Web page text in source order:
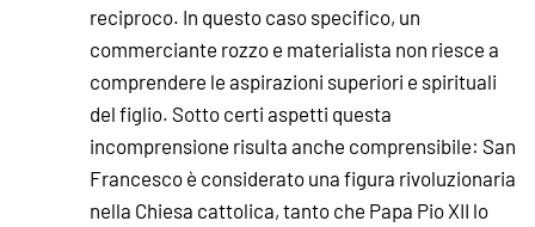
reciproco. In questo caso specifico, un
commerciante rozzo e materialista non riesce a
comprendere le aspirazioni superiori e spirituali
del figlio. Sotto certi aspetti questa
incomprensione risulta anche comprensibile: San
Francesco è considerato una figura rivoluzionaria
nella Chiesa cattolica, tanto che Papa Pio XII lo